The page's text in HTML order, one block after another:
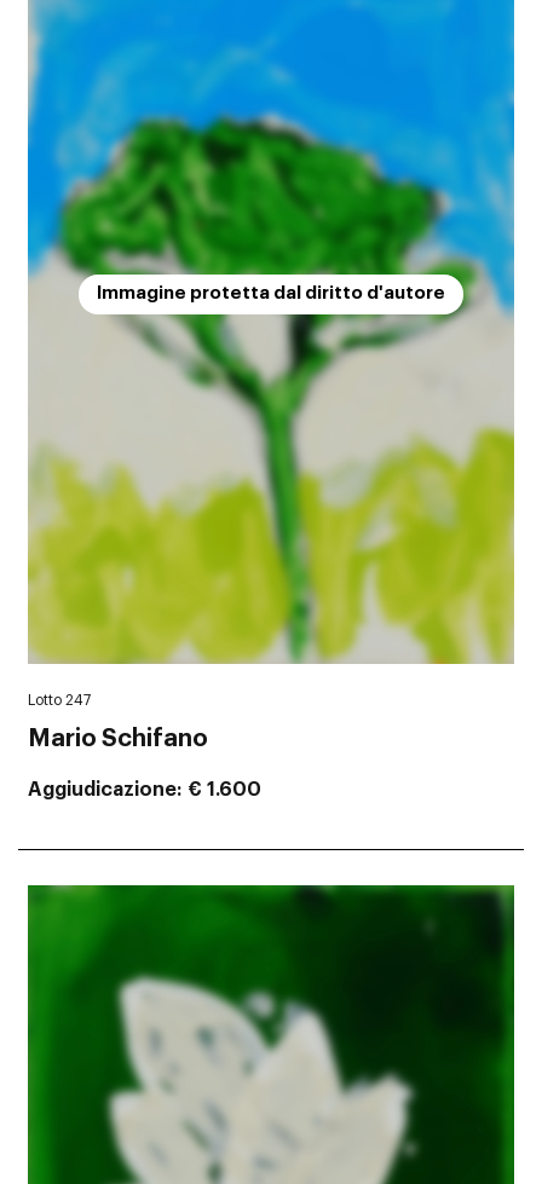
Immagine protetta dal diritto d'autore
Lotto 247
Mario Schifano
Aggiudicazione € 1.600